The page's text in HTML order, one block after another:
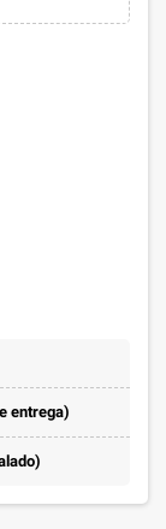
entrega)